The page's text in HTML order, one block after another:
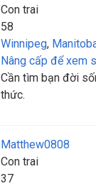
Con trai
58
Winnipeg,
Nâng cấp để xem
Cần tìm bạn đời
thức.
Matthew0808
Con trai
37